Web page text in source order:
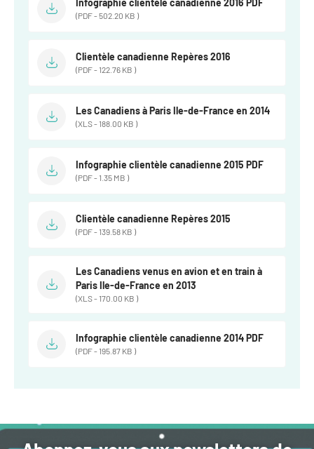
(PDF - 502.20 KB )
Clientèle canadienne Repères 2016
(PDF - 122.76 KB )
Les Canadiens à Paris Ile-de-France en 2014
(XLS - 188.00 KB )
Infographie clientèle canadienne 2015 PDF
(PDF - 1.35 MB )
Clientèle canadienne Repères 2015
(PDF - 139.58 KB )
Les Canadiens venus en avion et en train à
Paris Ile-de-France en 2013
(XLS - 170.00 KB )
Infographie clientèle canadienne 2014 PDF
(PDF - 195.87 KB )